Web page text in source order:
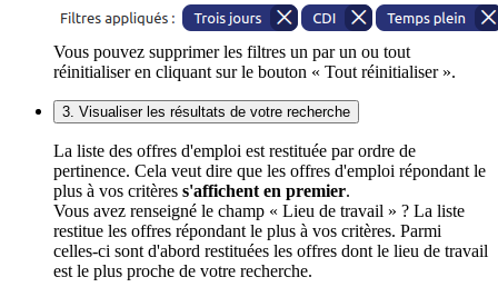
Vous pouvez supprimer les filtres un par un ou tout
réinitialiser en cliquant sur le bouton « Tout réinitialiser ».
3. Visualiser les résultats de votre recherche
La liste des offres d'emploi est restituée par ordre de
pertinence. Cela veut dire que les offres d'emploi répondant le
plus à vos critères s'affichent en premier.
Vous avez renseigné le champ « Lieu de travail » ? La liste
restitue les offres répondant le plus à vos critères. Parmi
celles-ci sont d'abord restituées les offres dont le lieu de travail
est le plus proche de votre recherche.